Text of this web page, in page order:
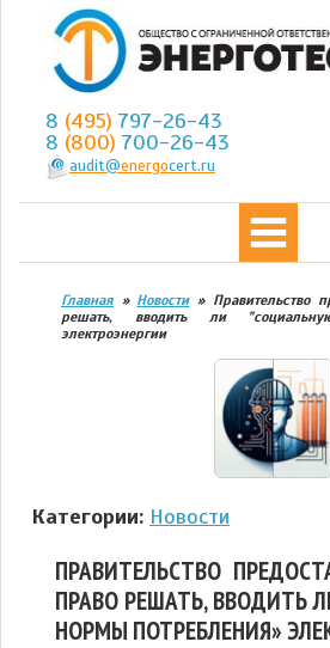
8 (495) 797-26-43
8 (800) 700-26-43
audit@energocert.ru
Главная » Новости» Правительство
решать, вводить ли
электроэнергии
Категории: Новости
ПРАВИТЕЛЬСТВО
ПРАВО РЕШАТЬ, ВВОДИТЬ
НОРМЫ ПОТРЕБЛЕНИЯ»